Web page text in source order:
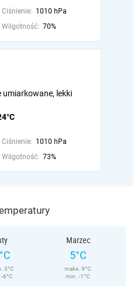
Ciśnienie: 1010 hPa
Wilgotność: 70%
umiarkowane, lekki
Ciśnienie: 1010 hPa
Wilgotność: 73%
3°C
6°C
Marzec
5°C
maks. 9°C
min. -1°C